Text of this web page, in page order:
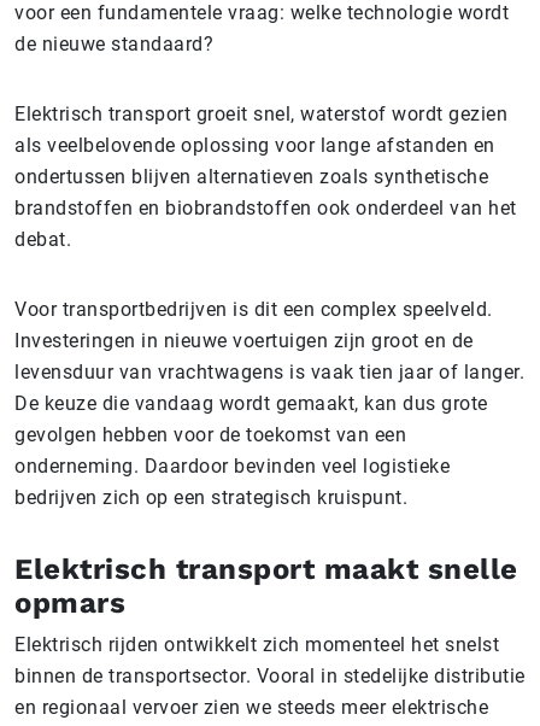
voor een fundamentele vraag: welke technologie wordt
de nieuwe standaard?
Elektrisch transport groeit snel, waterstof wordt gezien
als veelbelovende oplossing voor lange afstanden en
ondertussen blijven alternatieven zoals synthetische
brandstoffen en biobrandstoffen ook onderdeel van het
debat.
Voor transportbedrijven is dit een complex speelveld.
Investeringen in nieuwe voertuigen zijn groot en de
levensduur van vrachtwagens is vaak tien jaar of langer.
De keuze die vandaag wordt gemaakt, kan dus grote
gevolgen hebben voor de toekomst van een
onderneming. Daardoor bevinden veel logistieke
bedrijven zich op een strategisch kruispunt.
Elektrisch transport maakt snelle
opmars
Elektrisch rijden ontwikkelt zich momenteel het snelst
binnen de transportsector. Vooral in stedelijke distributie
en regionaal vervoer zien we steeds meer elektrische